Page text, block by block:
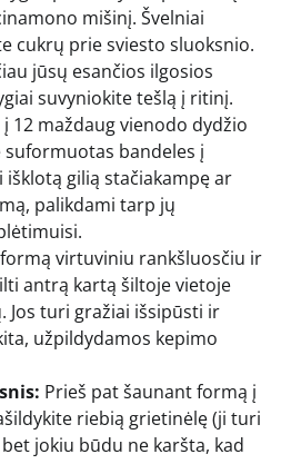
mišinį. Švelniai
cukrų prie sviesto sluoksnio.
jūsų esančios ilgosios
suvyniokite tešlą į ritinį.
12 maždaug vienodo dydžio
suformuotas bandeles į
gilią stačiakampę ar
palikdami tarp jų
virtuviniu rankšluosčiu ir
antrą kartą šiltoje vietoje
Jos turi gražiai išsipūsti ir
užpildydamos kepimo
Prieš pat šaunant formą į
riebią grietinėlę (ji turi
jokiu būdu ne karšta, kad